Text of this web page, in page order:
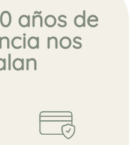
años de
nos